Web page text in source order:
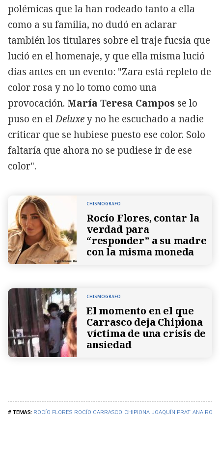
ROCÍO FLORES ROCÍO CARRASCO CHIPIONA JOAQUÍN PRAT ANA
polémicas que la han rodeado tanto a ella
como a su familia, no dudó en aclarar
también los titulares sobre el traje fucsia que
lució en el homenaje, y que ella misma lució
días antes en un evento: "Zara está repleto de
color rosa y no lo tomo como una
provocación. María Teresa Campos se lo
puso en elDeluxey no he escuchado a nadie
criticar que se hubiese puesto ese color. Solo
faltaría que ahora no se pudiese ir de ese
color".
CHISMOGRAFO
Rocío Flores, contar la
verdad para
“responder” a su madre
con la misma moneda
CHISMOGRAFO
El momento en el que
Carrasco deja Chipiona
víctima de una crisis de
ansiedad